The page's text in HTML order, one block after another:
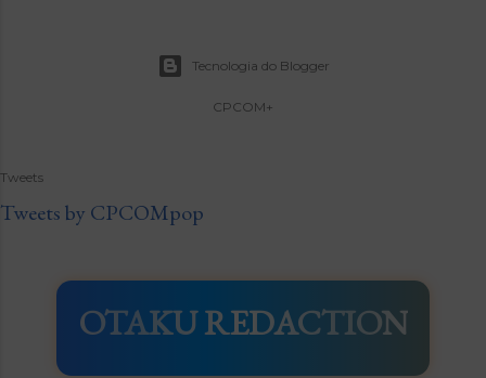
Tecnologia do Blogger
CPCOM+
Tweets
Tweets by CPCOMpop
OTAKU REDACTION